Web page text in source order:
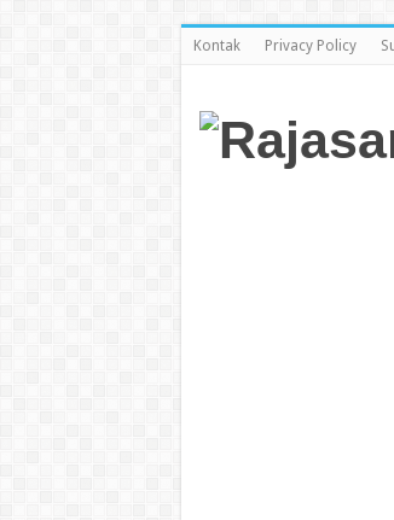
Kontak Privacy Policy